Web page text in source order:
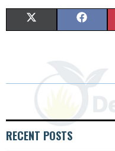
W E
RECENT POSTS